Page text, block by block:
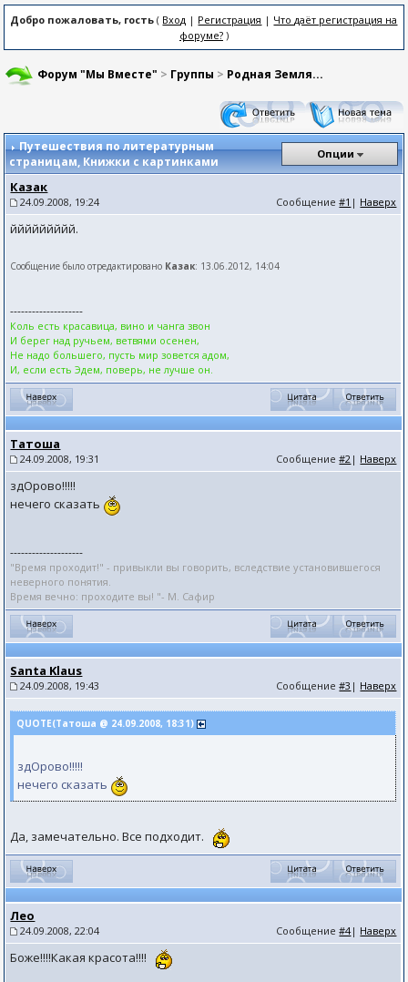
Добро пожаловать, гость ( Вход | Регистрация | Что даёт регистрация на
форуме?)
Форум "Мы Вместе" > Группы > Родная Земля...
Путешествия по литературным
страницам, Книжки с картинками
Опции
Казак
24.09.2008, 19:24 Сообщение#1 | Наверх
ййййййййй.
Сообщение было отредактировано Казак: 13.06.2012, 14:04
--------------------
Коль есть красавица, вино и чанга звон
И берег над ручьем, ветвями осенен,
Не надо большего, пусть мир зовется адом,
И, если есть Эдем, поверь, не лучше он.
Татоша
24.09.2008, 19:31 Сообщение#2 | Наверх
здОрово!!!!!
нечего сказать
--------------------
"Время проходит!" - привыкли вы говорить, вследствие установившегося
неверного понятия.
Время вечно: проходите вы! "- М. Сафир
Santa Klaus
24.09.2008, 19:43 Сообщение#3 | Наверх
QUOTE(Татоша @ 24.09.2008, 18:31)
здОрово!!!!!
нечего сказать
Да, замечательно. Все подходит.
Лео
24.09.2008, 22:04 Сообщение#4| Наверх
Боже!!!!Какая красота!!!!